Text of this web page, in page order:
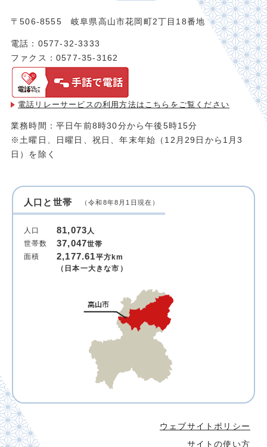
〒506-8555 岐阜県高山市花岡町2丁目18番地
電話：0577-32-3333
ファクス：0577-35-3162
電話リレーサービスの利用方法は こちらをご覧ください
業務時間：平日午前8時30分から午後5時15分
※土曜日、日曜日、祝日、年末年始（12月29日から1月3
日）を除く
人口と世帯 （令和8年8月1日現在）
人口 81,073人
世帯数
37,047世帯
面積
2,177.61平方km
（日本一大きな市）
ウェブサイトポリシー
サイトの使い方